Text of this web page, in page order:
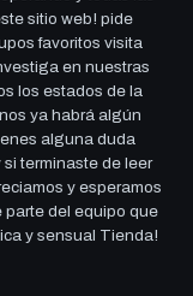
sitio web! pide
favoritos visita
en nuestras
los estados de la
ya habrá algún
alguna duda
terminaste de leer
y esperamos
parte del equipo que
y sensual Tienda!